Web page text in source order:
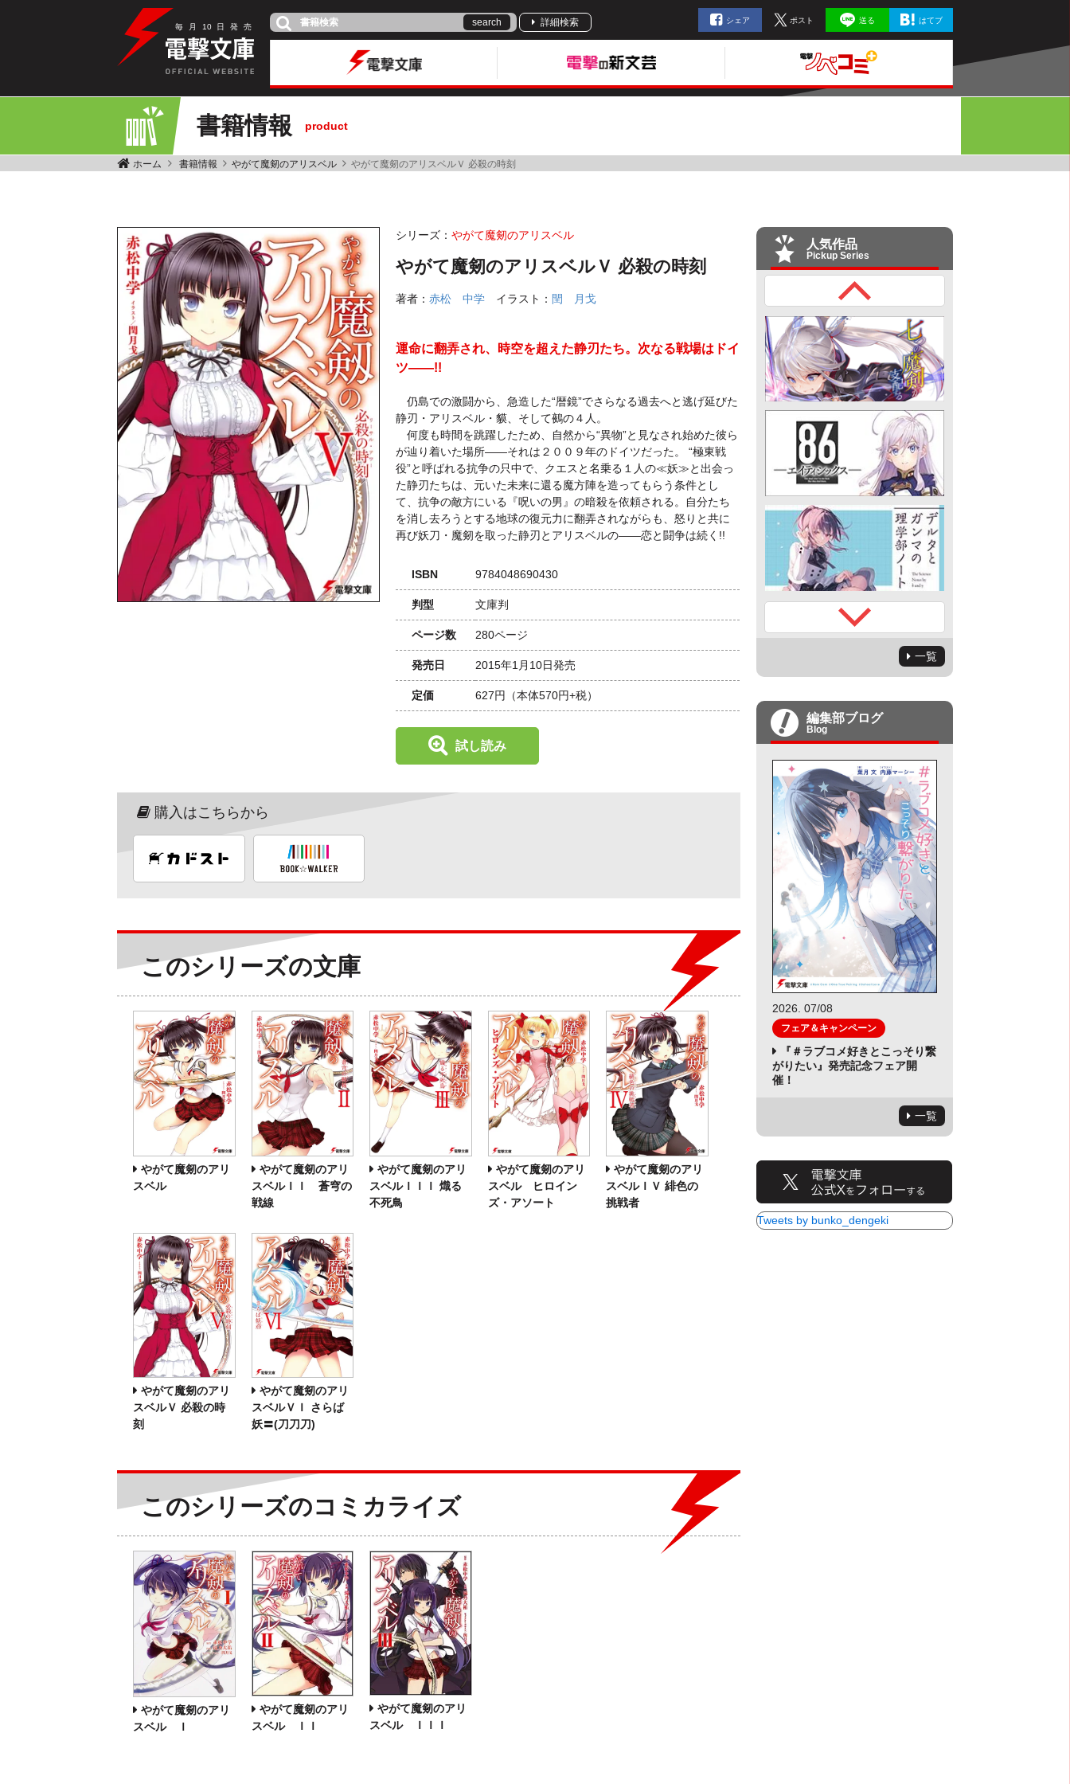
毎 月 10 日 発 売 search 詳細検索 シェア ポスト 送る はてブ
書籍情報 product
ホーム 書籍情報 やがて魔剱のアリスベル やがて魔剱のアリスベルＶ 必殺の時刻
シリーズ： やがて魔剱のアリスベル
やがて魔剱のアリスベルＶ 必殺の時刻
著者： 赤松 中学 イラスト： 閏 月戈
運命に翻弄され、時空を超えた静刃たち。次なる戦場はドイ
ツ――!!
仍島での激闘から、急造した“暦鏡”でさらなる過去へと逃げ延びた
静刃・アリスベル・貘、そして鵺の４人。
何度も時間を跳躍したため、自然から“異物”と見なされ始めた彼ら
が辿り着いた場所――それは２００９年のドイツだった。 “極東戦
役”と呼ばれる抗争の只中で、クエスと名乗る１人の≪妖≫と出会っ
た静刃たちは、元いた未来に還る魔方陣を造ってもらう条件とし
て、抗争の敵方にいる『呪いの男』の暗殺を依頼される。自分たち
を消し去ろうとする地球の復元力に翻弄されながらも、怒りと共に
再び妖刀・魔剱を取った静刃とアリスベルの――恋と闘争は続く!!
ISBN 9784048690430
判型 文庫判
ページ数 280ページ
発売日 2015年1月10日発売
定価 627円 （本体570円+税）
試し読み
購入はこちらから
このシリーズの文庫
やがて魔剱のアリ
スベル
やがて魔剱のアリ
スベルＩＩ 蒼穹の
戦線
やがて魔剱のアリ
スベルＩＩＩ 熾る
不死鳥
やがて魔剱のアリ
スベル ヒロイン
ズ・アソート
やがて魔剱のアリ
スベルＩＶ 緋色の
挑戦者
やがて魔剱のアリ
スベルＶ 必殺の時
刻
やがて魔剱のアリ
スベルＶＩ さらば
妖〓(刀刀刀)
このシリーズのコミカライズ
やがて魔剱のアリ
スベル Ｉ
やがて魔剱のアリ
スベル ＩＩ
やがて魔剱のアリ
スベル ＩＩＩ
人気作品
Pickup Series
一覧
編集部ブログ
Blog
2026. 07/08
フェア＆キャンペーン
『＃ラブコメ好きとこっそり繋
がりたい』発売記念フェア開
催！
一覧
Tweets by bunko_dengeki